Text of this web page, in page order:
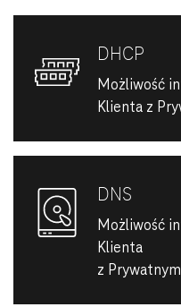
DHCP
Możliwość
Klienta z
DNS
Możliwość
Klienta
z